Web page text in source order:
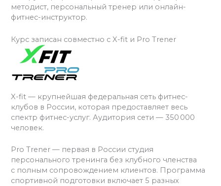
методист, персональный тренер или онлайн-
фитнес-инструктор.
Курс записан совместно с X-fit и Pro Trener
X-fit — крупнейшая федеральная сеть фитнес-
клубов в России, которая предоставляет весь
спектр фитнес-услуг. Аудитория сети — 350 000
человек.
Pro Trener — первая в России студия
персонального тренинга без клубного членства
с полным сопровождением клиентов. Программа
спортивной подготовки включает 5 разных